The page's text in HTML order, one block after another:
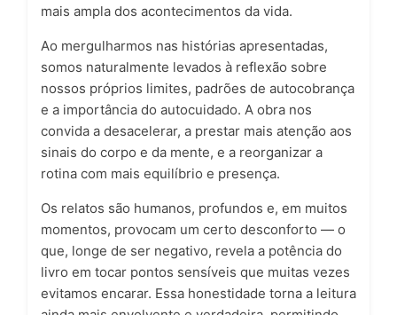
mais ampla dos acontecimentos da vida.
Ao mergulharmos nas histórias apresentadas,
somos naturalmente levados à reflexão sobre
nossos próprios limites, padrões de autocobrança
e a importância do autocuidado. A obra nos
convida a desacelerar, a prestar mais atenção aos
sinais do corpo e da mente, e a reorganizar a
rotina com mais equilíbrio e presença.
Os relatos são humanos, profundos e, em muitos
momentos, provocam um certo desconforto — o
que, longe de ser negativo, revela a potência do
livro em tocar pontos sensíveis que muitas vezes
evitamos encarar. Essa honestidade torna a leitura